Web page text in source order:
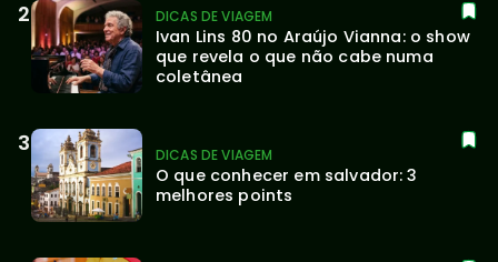
DICAS DE VIAGEM
Ivan Lins 80 no Araújo Vianna: o show
que revela o que não cabe numa
coletânea
DICAS DE VIAGEM
O que conhecer em salvador: 3
melhores points